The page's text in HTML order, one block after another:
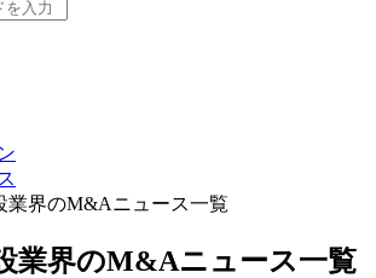
業界のM&Aニュース一覧
業界のM&Aニュース一覧